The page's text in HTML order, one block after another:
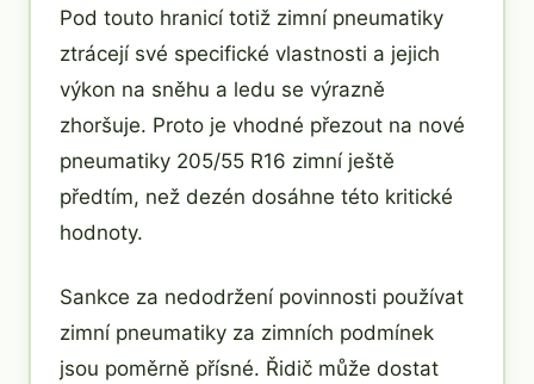
Pod touto hranicí totiž zimní pneumatiky
ztrácejí své specifické vlastnosti a jejich
výkon na sněhu a ledu se výrazně
zhoršuje. Proto je vhodné přezout na nové
pneumatiky 205/55 R16 zimní ještě
předtím, než dezén dosáhne této kritické
hodnoty.
Sankce za nedodržení povinnosti používat
zimní pneumatiky za zimních podmínek
jsou poměrně přísné. Řidič může dostat